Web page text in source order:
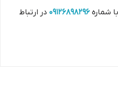
شماره 09126898296 در ارتباط